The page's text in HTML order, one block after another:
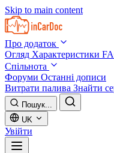
Skip to main content
Про додаток
Огляд Характеристики
Спільнота
Форуми Останні дописи
Витрати палива Знайти
Пошук...
UK
Увійти